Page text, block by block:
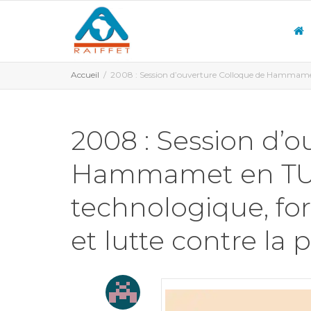
Accueil 2008 : Session d’ouverture Colloque de
2008 : Session
Hammamet en
technologique,
et lutte contre la